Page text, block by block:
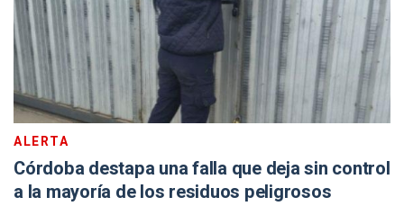
ALERTA
Córdoba destapa una falla que deja sin control
a la mayoría de los residuos peligrosos